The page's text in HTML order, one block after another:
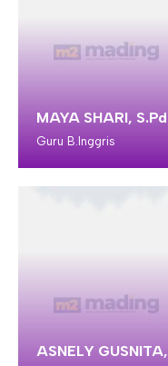
MAYA SHARI, S.Pd
Guru B.Inggris
ASNELY GUSNITA,